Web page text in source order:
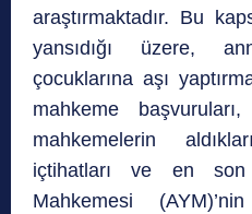
araştırmaktadır. Bu
yansıdığı üzere,
çocuklarına aşı
mahkeme
mahkemelerin
içtihatları ve en
Mahkemesi